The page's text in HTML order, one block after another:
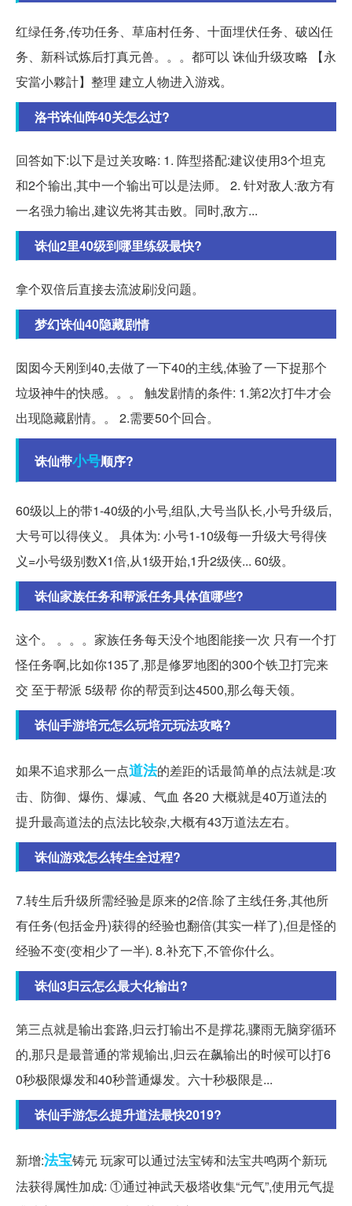
红绿任务,传功任务、草庙村任务、十面埋伏任务、破凶任
务、新科试炼后打真元兽。。。都可以 诛仙升级攻略 【永
安當小夥計】整理 建立人物进入游戏。
洛书诛仙阵40关怎么过?
回答如下:以下是过关攻略: 1. 阵型搭配:建议使用3个坦克
和2个输出,其中一个输出可以是法师。 2. 针对敌人:敌方有
一名强力输出,建议先将其击败。同时,敌方...
诛仙2里40级到哪里练级最快?
拿个双倍后直接去流波刷没问题。
梦幻诛仙40隐藏剧情
囡囡今天刚到40,去做了一下40的主线,体验了一下捉那个
垃圾神牛的快感。。。 触发剧情的条件: 1.第2次打牛才会
出现隐藏剧情。。 2.需要50个回合。
诛仙带小号顺序?
60级以上的带1-40级的小号,组队,大号当队长,小号升级后,
大号可以得侠义。 具体为: 小号1-10级每一升级大号得侠
义=小号级别数X1倍,从1级开始,1升2级侠... 60级。
诛仙家族任务和帮派任务具体值哪些?
这个。 。。。家族任务每天没个地图能接一次 只有一个打
怪任务啊,比如你135了,那是修罗地图的300个铁卫打完来
交 至于帮派 5级帮 你的帮贡到达4500,那么每天领。
诛仙手游培元怎么玩培元玩法攻略?
如果不追求那么一点道法的差距的话最简单的点法就是:攻
击、防御、爆伤、爆减、气血 各20 大概就是40万道法的
提升最高道法的点法比较杂,大概有43万道法左右。
诛仙游戏怎么转生全过程?
7.转生后升级所需经验是原来的2倍.除了主线任务,其他所
有任务(包括金丹)获得的经验也翻倍(其实一样了),但是怪的
经验不变(变相少了一半). 8.补充下,不管你什么。
诛仙3归云怎么最大化输出?
第三点就是输出套路,归云打输出不是撑花,骤雨无脑穿循环
的,那只是最普通的常规输出,归云在飙输出的时候可以打6
0秒极限爆发和40秒普通爆发。六十秒极限是...
诛仙手游怎么提升道法最快2019?
新增:法宝铸元 玩家可以通过法宝铸和法宝共鸣两个新玩
法获得属性加成: ①通过神武天极塔收集“元气”,使用元气提